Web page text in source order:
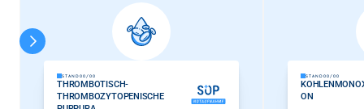
STAND00/00
THROMBOTISCH-
THROMBOZYTOPENISCHE
STAND00/00
ON